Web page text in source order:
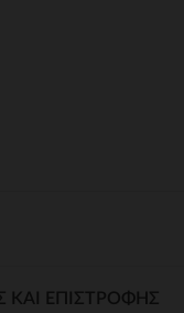
ΕΠΙΣΤΡΟΦΉΣ